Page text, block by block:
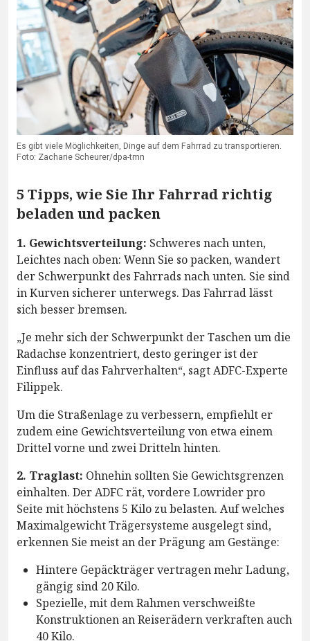
Es gibt viele Möglichkeiten, Dinge auf dem Fahrrad zu transportieren.
Foto: Zacharie Scheurer/dpa-tmn
5 Tipps, wie Sie Ihr Fahrrad richtig
beladen und packen
1. Gewichtsverteilung: Schweres nach unten,
Leichtes nach oben: Wenn Sie so packen, wandert
der Schwerpunkt des Fahrrads nach unten. Sie sind
in Kurven sicherer unterwegs. Das Fahrrad lässt
sich besser bremsen.
„Je mehr sich der Schwerpunkt der Taschen um die
Radachse konzentriert, desto geringer ist der
Einfluss auf das Fahrverhalten“, sagt ADFC-Experte
Filippek.
Um die Straßenlage zu verbessern, empfiehlt er
zudem eine Gewichtsverteilung von etwa einem
Drittel vorne und zwei Dritteln hinten.
2. Traglast: Ohnehin sollten Sie Gewichtsgrenzen
einhalten. Der ADFC rät, vordere Lowrider pro
Seite mit höchstens 5 Kilo zu belasten. Auf welches
Maximalgewicht Trägersysteme ausgelegt sind,
erkennen Sie meist an der Prägung am Gestänge:
Hintere Gepäckträger vertragen mehr Ladung,
gängig sind 20 Kilo.
Spezielle, mit dem Rahmen verschweißte
Konstruktionen an Reiserädern verkraften auch
40 Kilo.